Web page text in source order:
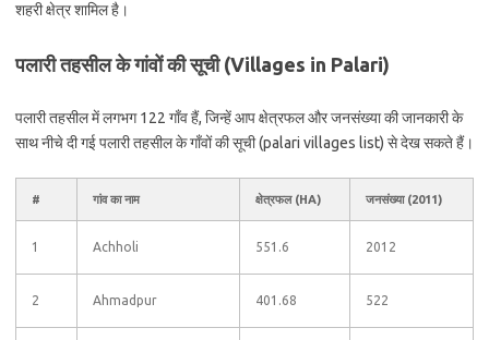
शहरी क्षेत्र शामिल है।
पलारी तहसील के गांवों की सूची (Villages in Palari)
पलारी तहसील में लगभग 122 गाँव हैं, जिन्हें आप क्षेत्रफल और जनसंख्या की जानकारी के
साथ नीचे दी गई पलारी तहसील के गाँवों की सूची (palari villages list) से देख सकते हैं।
# गांव का नाम क्षेत्रफल (HA) जनसंख्या (2011)
1 Achholi 551.6 2012
2 Ahmadpur 401.68 522